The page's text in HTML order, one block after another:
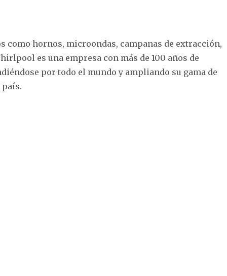
como hornos, microondas, campanas de extracción,
es una empresa con más de 100 años de
por todo el mundo y ampliando su gama de